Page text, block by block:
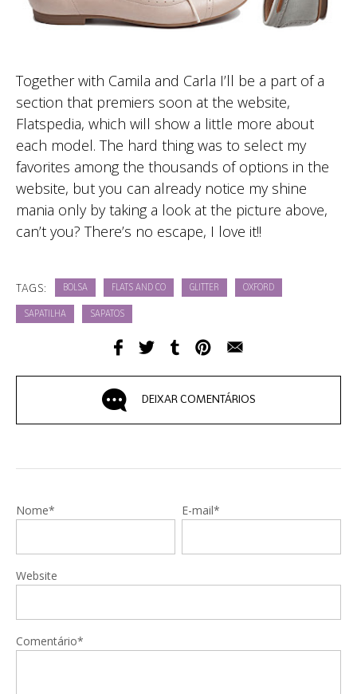
Together with Camila and Carla I’ll be a part of a
section that premiers soon at the website,
Flatspedia, which will show a little more about
each model. The hard thing was to select my
favorites among the thousands of options in the
website, but you can already notice my shine
mania only by taking a look at the picture above,
can’t you? There’s no escape, I love it!!
TAGS: BOLSA FLATS AND CO GLITTER OXFORD
SAPATILHA SAPATOS
DEIXAR COMENTÁRIOS
Nome* E-mail*
Website
Comentário*